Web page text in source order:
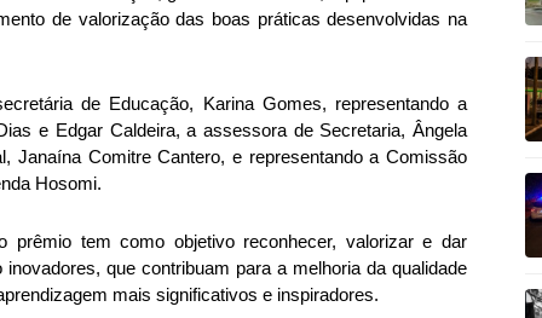
de valorização das boas práticas desenvolvidas na
de Educação, Karina Gomes, representando a
e Edgar Caldeira, a assessora de Secretaria, Ângela
Janaína Comitre Cantero, e representando a Comissão
Hosomi.
prêmio tem como objetivo reconhecer, valorizar e dar
que contribuam para a melhoria da qualidade
mais significativos e inspiradores.